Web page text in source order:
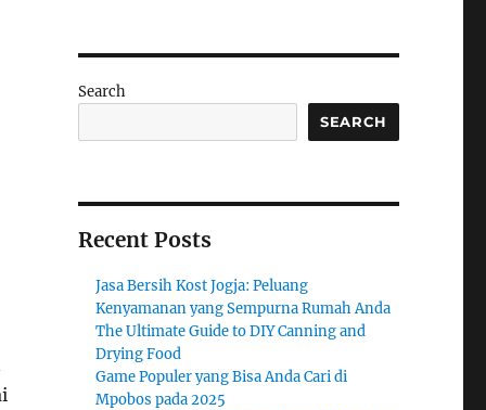
Search
SEARCH
Recent Posts
Jasa Bersih Kost Jogja: Peluang
Kenyamanan yang Sempurna Rumah Anda
The Ultimate Guide to DIY Canning and
Drying Food
Game Populer yang Bisa Anda Cari di
Mpobos pada 2025